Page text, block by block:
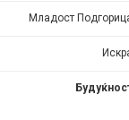
Младост